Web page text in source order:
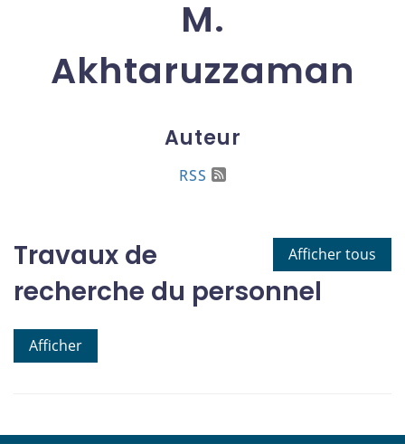
M.
Akhtaruzzaman
Auteur
RSS
Afficher tous
Travaux de
recherche du personnel
Afficher